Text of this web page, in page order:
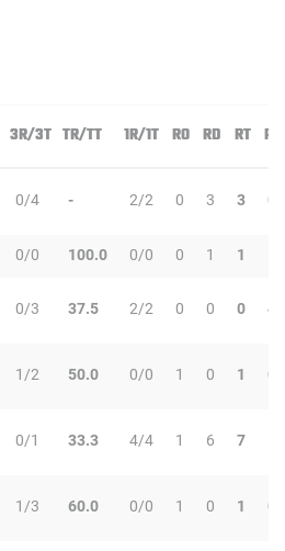
3R/3T TR/TT 1R/1T RO RD RT PD
0/4 - 2/2 0 3 3 0
0/0 100.0 0/0 0 1 1
0/3 37.5 2/2 0 0 0 4
1/2 50.0 0/0 1 0 1 0
0/1 33.3 4/4 1 6 7
1/3 60.0 0/0 1 0 1 0